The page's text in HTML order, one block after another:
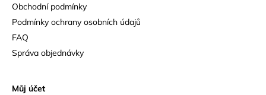
Obchodní podmínky
Podmínky ochrany osobních údajů
FAQ
Správa objednávky
Můj účet